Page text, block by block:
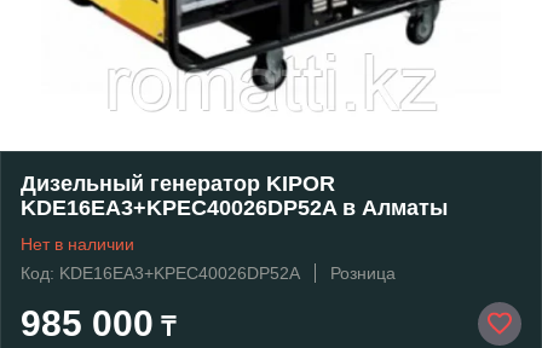
Дизельный генератор KIPOR
KDE16EA3+KPEC40026DP52A в Алматы
Нет в наличии
Код: KDE16EA3+KPEC40026DP52A
Розница
985 000 ₸